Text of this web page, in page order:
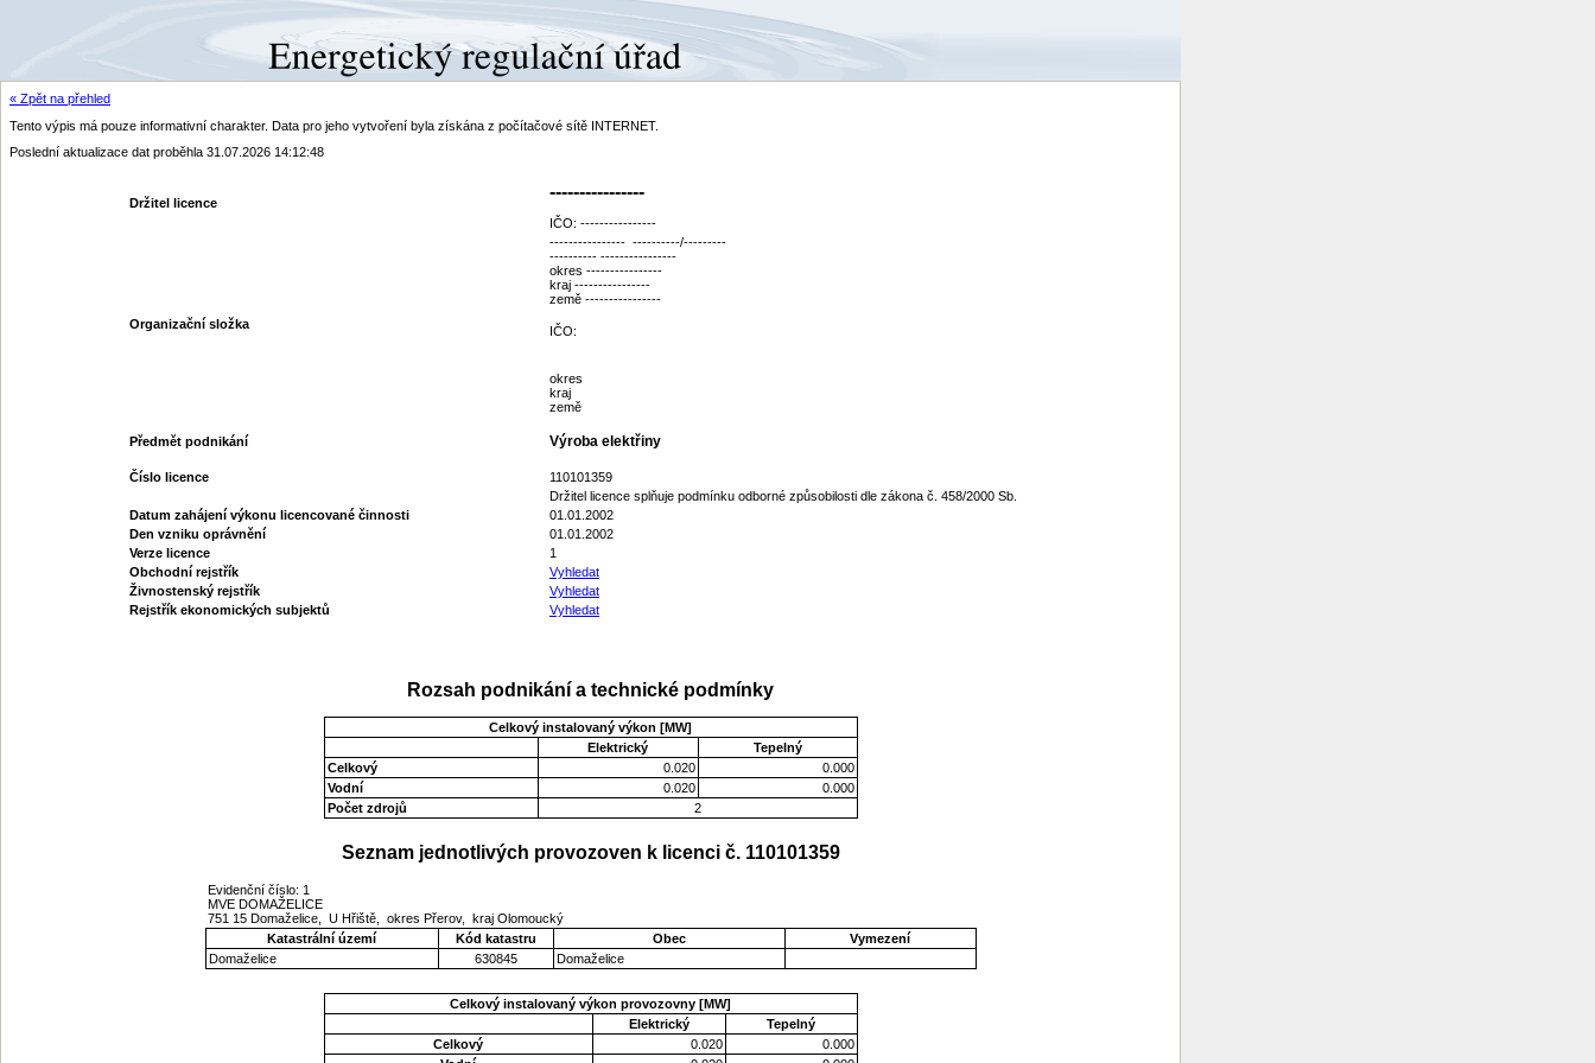
« Zpět na přehled
Tento výpis má pouze informativní charakter. Data pro jeho vytvoření byla získána z počítačové sítě INTERNET.
Poslední aktualizace dat proběhla 31.07.2026 14:12:48
Držitel licence
----------------
IČO: ----------------
---------------- ----------/---------
---------- ----------------
okres ----------------
kraj ----------------
země ----------------
Organizační složka
IČO:
okres
kraj
země
Předmět podnikání Výroba elektřiny
Číslo licence
110101359
Držitel licence splňuje podmínku odborné způsobilosti dle zákona č. 458/2000 Sb.
Datum zahájení výkonu licencované činnosti
01.01.2002
Den vzniku oprávnění
01.01.2002
Verze licence
1
Obchodní rejstřík
Vyhledat
Živnostenský rejstřík
Vyhledat
Rejstřík ekonomických subjektů
Vyhledat
Rozsah podnikání a technické podmínky
Celkový instalovaný výkon [MW]
Elektrický
Tepelný
Celkový
0.020
0.000
Vodní
0.020
0.000
Počet zdrojů
2
Seznam jednotlivých provozoven k licenci č. 110101359
Evidenční číslo: 1
MVE DOMAŽELICE
751 15 Domaželice, U Hřiště, okres Přerov, kraj Olomoucký
Katastrální území
Kód katastru Obec
Vymezení
Domaželice
630845 Domaželice
Celkový instalovaný výkon provozovny [MW]
Elektrický
Tepelný
Celkový
0.020
0.000